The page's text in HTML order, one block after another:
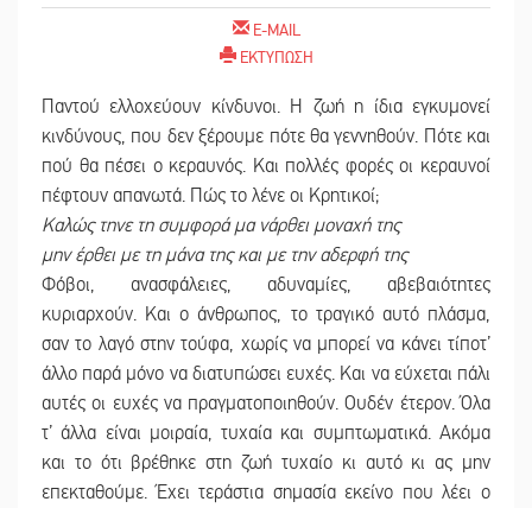
E-MAIL
ΕΚΤΥΠΩΣΗ
Παντού ελλοχεύουν κίνδυνοι. Η ζωή η ίδια εγκυμονεί
κινδύνους, που δεν ξέρουμε πότε θα γεννηθούν. Πότε και
πού θα πέσει ο κεραυνός. Και πολλές φορές οι κεραυνοί
πέφτουν απανωτά. Πώς το λένε οι Κρητικοί;
Καλώς τηνε τη συμφορά μα νάρθει μοναχή της
μην έρθει με τη μάνα της και με την αδερφή της
Φόβοι, ανασφάλειες, αδυναμίες, αβεβαιότητες
κυριαρχούν. Και ο άνθρωπος, το τραγικό αυτό πλάσμα,
σαν το λαγό στην τούφα, χωρίς να μπορεί να κάνει τίποτ’
άλλο παρά μόνο να διατυπώσει ευχές. Και να εύχεται πάλι
αυτές οι ευχές να πραγματοποιηθούν. Ουδέν έτερον. Όλα
τ’ άλλα είναι μοιραία, τυχαία και συμπτωματικά. Ακόμα
και το ότι βρέθηκε στη ζωή τυχαίο κι αυτό κι ας μην
επεκταθούμε. Έχει τεράστια σημασία εκείνο που λέει ο